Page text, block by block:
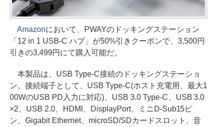
Amazonにおいて、PWAYのドッキングステーション
「12 in 1 USB-C ハブ」が50%引きクーポンで、3,500円
引きの3,499円にて購入可能だ。
本製品は、USB Type-C接続のドッキングステーショ
ン。接続端子として、USB Type-C(ホスト充電用、最大1
00WのUSB PD入力に対応)、USB 3.0 Type-C、USB 3.0
×2、USB 2.0、HDMI、DisplayPort、ミニD-Sub15ピ
ン、Gigabit Ethernet、microSD/SDカードスロット、音